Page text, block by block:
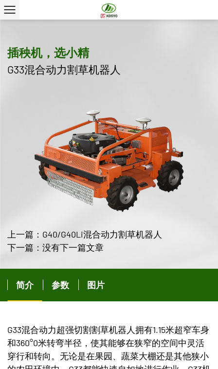
插秧机，选小精
G33混合动力割草机器人
上一篇：G40/G40Li混合动力割草机器人
下一篇：没有下一篇文章
简介 参数 图片
G33混合动力超强切割割草机器人拥有1.15米超窄车身
和360°0米转弯半径，使其能够在狭窄的空间中灵活
穿行和转向。无论是在果园、蔬菜大棚还是其他狭小